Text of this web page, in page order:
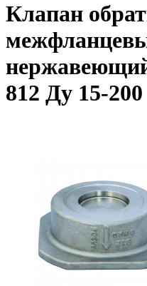
Клапан
812 Ду 15-